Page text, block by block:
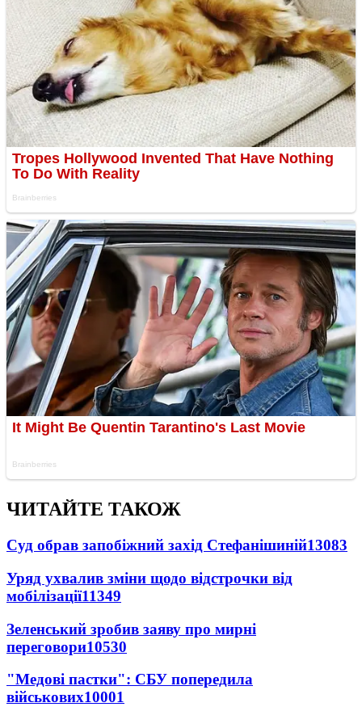
ЧИТАЙТЕ ТАКОЖ
Суд обрав запобіжний захід Стефанішиній13083
Уряд ухвалив зміни щодо відстрочки від
мобілізації11349
Зеленський зробив заяву про мирні
переговори10530
"Медові пастки": СБУ попередила
військових10001